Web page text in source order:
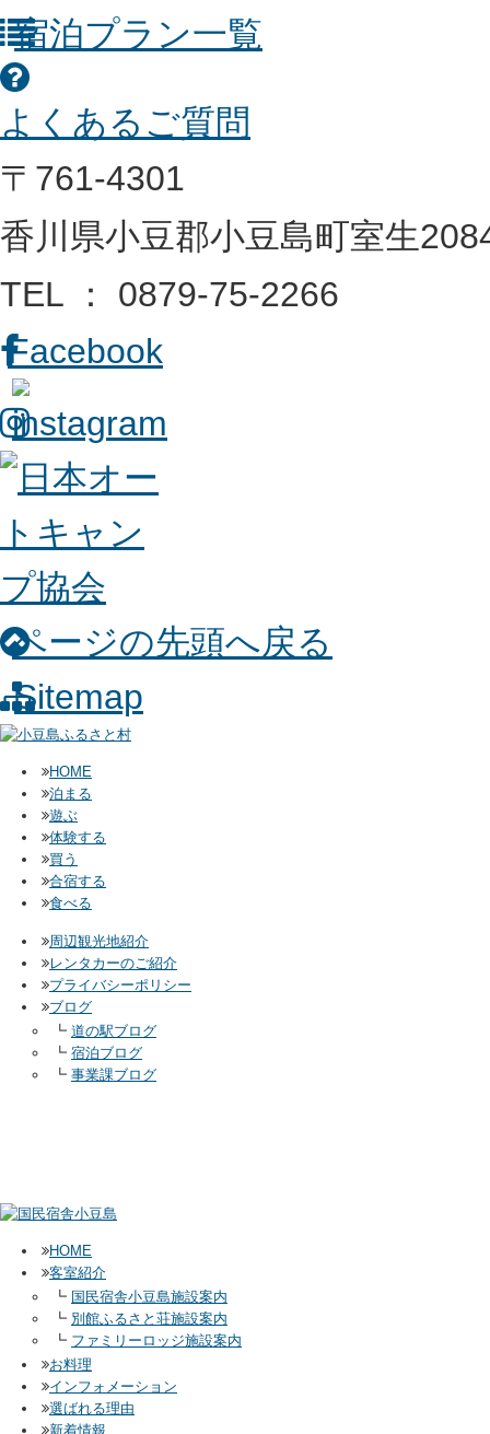
宿泊プラン一覧
よくあるご質問
〒761-4301
香川県小豆郡小豆島町室生
TEL ： 0879-75-2266
Facebook
ページの先頭へ戻る
Sitemap
HOME
泊まる
遊ぶ
体験する
買う
合宿する
食べる
周辺観光地紹介
レンタカーのご紹介
プライバシーポリシー
ブログ
┗ 道の駅ブログ
┗ 宿泊ブログ
┗ 事業課ブログ
HOME
客室紹介
┗ 国民宿舎小豆島施設案内
┗ 別館ふるさと荘施設案内
┗ ファミリーロッジ施設案内
お料理
インフォメーション
選ばれる理由
新着情報